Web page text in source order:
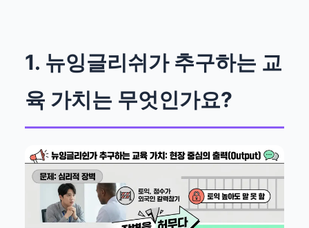
1. 뉴잉글리쉬가 추구하는 교
육 가치는 무엇인가요?